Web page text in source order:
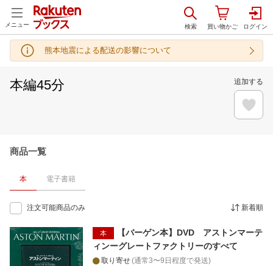
メニュー
熊本地震による配送の影響について
本編45分 追加する
商品一覧
本 電子書籍
注文可能商品のみ 新着順
本
【バーゲン本】DVD アストンマーテ
ィンーグレートファクトリーのすべて
取り寄せ(通常3〜9日程度で発送)